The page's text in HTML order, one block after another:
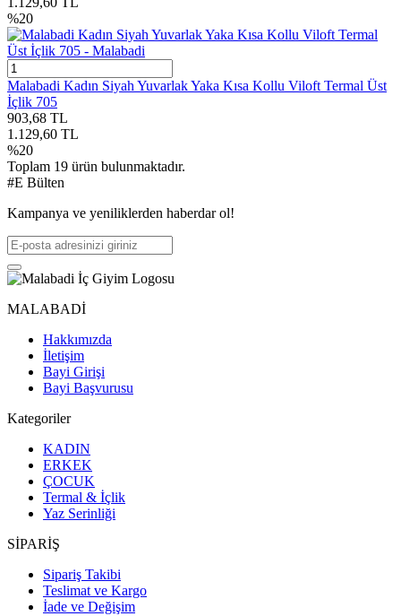
%20
Malabadi Kadın Siyah Yuvarlak Yaka Kısa Kollu Viloft Termal Üst
İçlik 705
903,68 TL
1.129,60 TL
%20
Toplam 19 ürün bulunmaktadır.
#E Bülten
Kampanya ve yeniliklerden haberdar ol!
MALABADİ
Hakkımızda
İletişim
Bayi Girişi
Bayi Başvurusu
Kategoriler
KADIN
ERKEK
ÇOCUK
Termal & İçlik
Yaz Serinliği
SİPARİŞ
Sipariş Takibi
Teslimat ve Kargo
İade ve Değişim